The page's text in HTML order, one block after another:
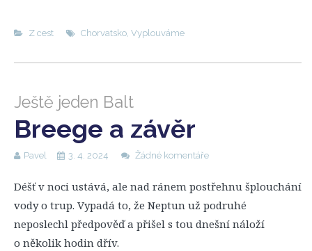
Z cest Chorvatsko, Vyplouváme
Ještě jeden Balt
Breege a závěr
Pavel 3. 4. 2024 Žádné komentáře
Déšť v noci ustává, ale nad ránem postřehnu šplouchání
vody o trup. Vypadá to, že Neptun už podruhé
neposlechl předpověď a přišel s tou dnešní náloží
o několik hodin dřív.